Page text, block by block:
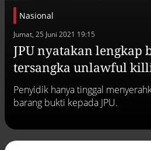
Nasional
Jumat, 25 Juni 2021 19:15
JPU nyatakan lengkap
tersangka unlawful
Penyidik hanya tinggal
barang bukti kepada JPU.
Efek jera untuk
Alinea.id -
Buku berusia
tahun Kiamat
Alinea.id -
Akar persoalan
terhadap PMI